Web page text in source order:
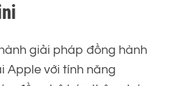
giải pháp đồng hành
Apple với tính năng